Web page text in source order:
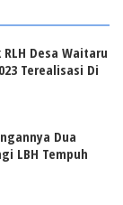
Desa Waitaru
Terealisasi Di
Dua
LBH Tempuh